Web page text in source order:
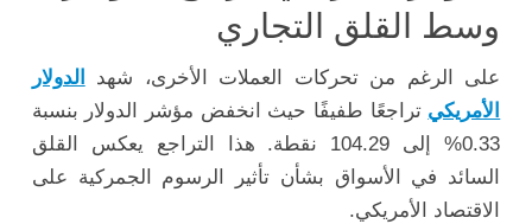
وسط القلق التجاري
على الرغم من تحركات العملات الأخرى، شهد
الدولار
الأمريكي تراجعًا طفيفًا حيث انخفض مؤشر الدولار بنسبة
0.33% إلى 104.29 نقطة. هذا التراجع يعكس القلق
السائد في الأسواق بشأن تأثير الرسوم الجمركية على
الاقتصاد الأمريكي.